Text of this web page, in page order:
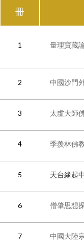
Menu
認識本所
最新消息
研究員
專案
CBETA與聖嚴法師
CBETA與中華佛學研究所
出版品
國際交流
論文獎助 英文碩博論獎助
畢業生 畢業生論著
Language
繁體中文
English
冊
1 量理寶藏
2 中國沙門
3 太虛大師
4 季羨林佛
5 天台緣起
6 僧肇思想
7 中國大陸